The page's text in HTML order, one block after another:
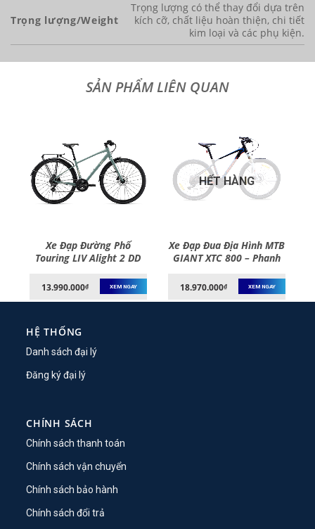
Trọng lượng/Weight
Trọng lượng có thể thay đổi dựa trên
kích cỡ, chất liệu hoàn thiện, chi tiết
kim loại và các phụ kiện.
Xe Đạp Đường Phố
Touring LIV Alight 2 DD
Bánh 700C – 2022
13.990.000₫ XEM NGAY
HẾT HÀNG
Xe Đạp Đua Địa Hình MTB
GIANT XTC 800 – Phanh
2020
18.970.000₫ XEM NGAY
HỆ THỐNG
Danh sách đại lý
Đăng ký đại lý
CHÍNH SÁCH
Chính sách thanh toán
Chính sách vận chuyển
Chính sách bảo hành
Chính sách đổi trả